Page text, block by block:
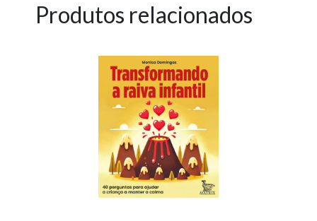
Produtos relacionados